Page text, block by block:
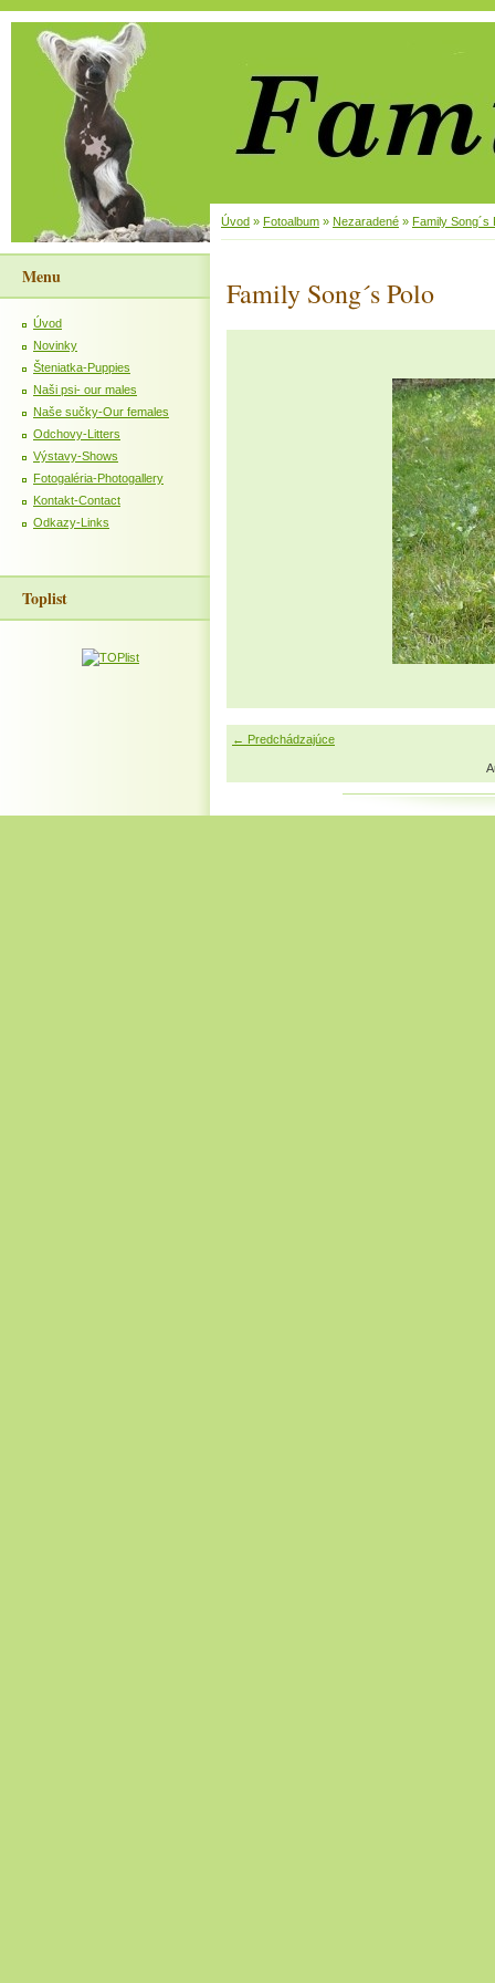
Menu
Úvod
Novinky
Šteniatka-Puppies
Naši psi- our males
Naše sučky-Our females
Odchovy-Litters
Výstavy-Shows
Fotogaléria-Photogallery
Kontakt-Contact
Odkazy-Links
Toplist
Úvod » Fotoalbum » Nezaradené » Family Song´s
Family Song´s Polo
← Predchádzajúce